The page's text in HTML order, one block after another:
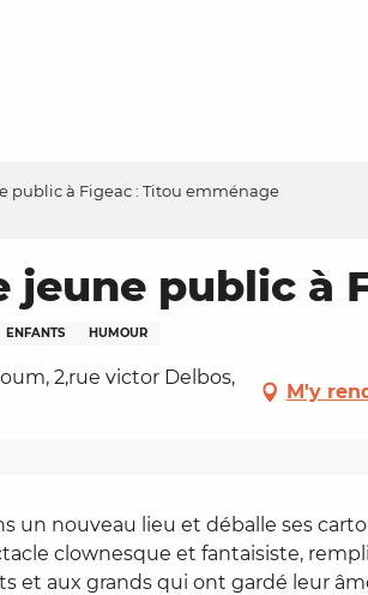
public à Figeac : Titou emménage
jeune public à
ENFANTS HUMOUR
2,rue victor Delbos,
M'y
un nouveau lieu et déballe ses
clownesque et fantaisiste,
et aux grands qui ont gardé leur